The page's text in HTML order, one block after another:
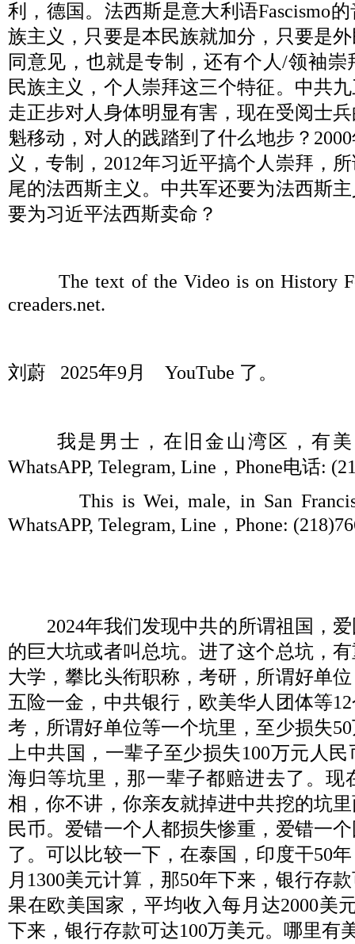
利，德国。法西斯是意大利语Fascismo的
族主义，只要是本民族就加分，只要是
同意见，也就是专制，还有个人/领袖崇
民族主义，个人崇拜这三个特征。中共
走正步对人身体明显有害，现在受阅士
魁移动，对人的践踏到了什么地步？ 2000
义，专制， 2012年习近平搞个人崇拜，
尾的法西斯主义。中共军还要为法西斯
要为习近平法西斯卖命？
The text of the Video is on History
creaders.net.
刘蔚 2025年9 月 YouTube 了。
我是男士，在旧金山湾区，有
WhatsAPP, Telegram, Line ， Phone电话:
This is Wei, male, in San
WhatsAPP, Telegram, Line ， Phone:
2024年我们发现中共的所谓祖国，
的巨大坑或者叫总坑。进了这个总坑，
大学，攀比头衔职称，考研，所谓好单
五险一金，中共银行，欧美华人团体等12
考，所谓好单位等一个坑里，至少损失50
上中共国，一辈子至少损失100万元人民
海归等坑里，那一辈子都赔进去了。现
相，你不讲，你亲友就掉进中共挖的坑
民币。爱错一个人都损失惨重，爱错一
了。可以比较一下，在泰国，印度干50
月 1300美元计算，那50年下来，银行存
果在欧美国家，平均收入每月达2000美
下来，银行存款可达100万美元。哪里有